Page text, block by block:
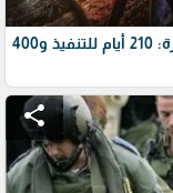
تفاصيل جديدة حول اتفاق المرحلة الثانية في غزة: 210 أيام للتنفيذ و400
share